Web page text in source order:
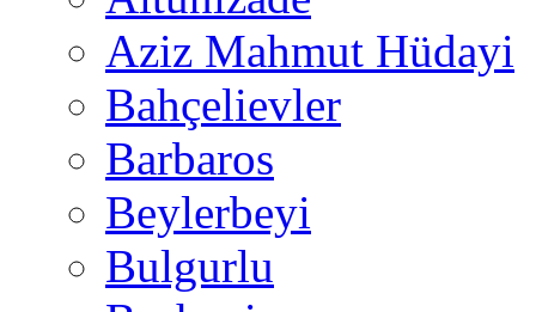
Aziz Mahmut Hüdayi
Bahçelievler
Barbaros
Beylerbeyi
Bulgurlu